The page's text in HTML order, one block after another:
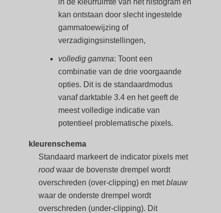
kan ontstaan door slecht ingestelde
gammatoewijzing of
verzadigingsinstellingen,
volledig gamma: Toont een
combinatie van de drie voorgaande
opties. Dit is de standaardmodus
vanaf darktable 3.4 en het geeft de
meest volledige indicatie van
potentieel problematische pixels.
kleurenschema
Standaard markeert de indicator pixels met
roodwaar de bovenste drempel wordt
overschreden (over-clipping) en metblauw
waar de onderste drempel wordt
overschreden (under-clipping). Dit